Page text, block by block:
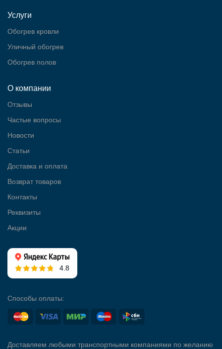
Услуги
Обогрев кровли
Уличный обогрев
Обогрев полов
О компании
Отзывы
Частые вопросы
Новости
Статьи
Доставка и оплата
Возврат товаров
Контакты
Реквизиты
Акции
4.8
Способы оплаты:
Доставляем любыми транспортными компаниями по желанию